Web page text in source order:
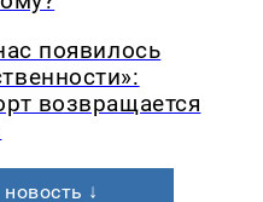
появилось
возвращается
↓